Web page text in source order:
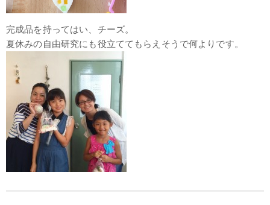
完成品を持ってはい、チーズ。
夏休みの自由研究にも役立ててもらえそうで何よりです。